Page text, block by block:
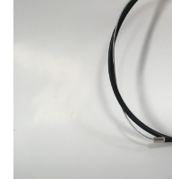
Akumulátorové sekačky
Robotické sekačky
Bubnové sekačky
Křovinořezy a